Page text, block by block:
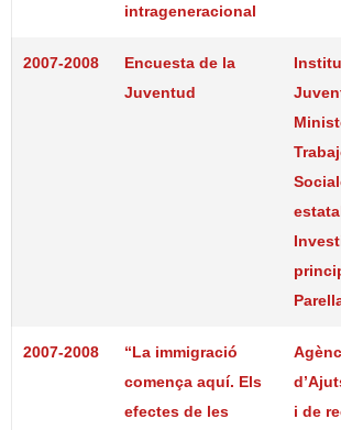
intrageneracional
2007-2008
Encuesta de la
Juventud
2007-2008
“La immigració
comença aquí. Els
efectes de les
i de